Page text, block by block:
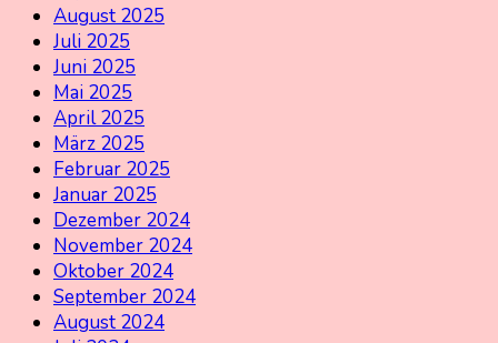
August 2025
Juli 2025
Juni 2025
Mai 2025
April 2025
März 2025
Februar 2025
Januar 2025
Dezember 2024
November 2024
Oktober 2024
September 2024
August 2024